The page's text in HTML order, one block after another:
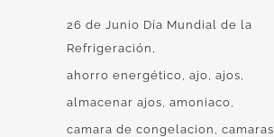
26 de Junio Día Mundial de la
Refrigeración
ahorro energético ajo ajos
almacenar ajos amoniaco
camara de congelacion
camaras